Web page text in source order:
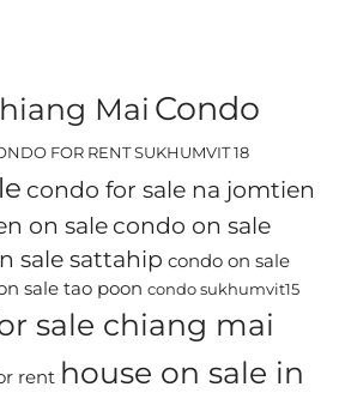
Mai Condo
FOR RENT SUKHUMVIT 18
condo for sale na jomtien
on sale condo on sale
sale sattahip condo on sale
sale tao poon condo sukhumvit15
sale chiang mai
rent house on sale in